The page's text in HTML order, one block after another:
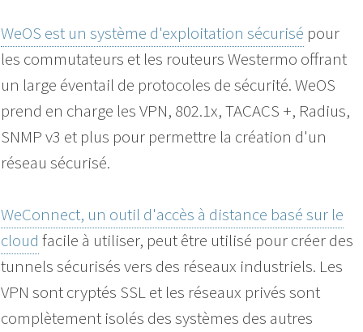
WeOS est un système d'exploitation sécurisé pour
les commutateurs et les routeurs Westermo offrant
un large éventail de protocoles de sécurité. WeOS
prend en charge les VPN, 802.1x, TACACS +, Radius,
SNMP v3 et plus pour permettre la création d'un
réseau sécurisé.
WeConnect, un outil d'accès à distance basé sur le
cloud facile à utiliser, peut être utilisé pour créer des
tunnels sécurisés vers des réseaux industriels. Les
VPN sont cryptés SSL et les réseaux privés sont
complètement isolés des systèmes des autres